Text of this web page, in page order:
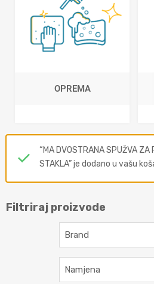
OPREMA
“MA DVOSTRANA SPUŽVA ZA
STAKLA” je dodano u vašu
Filtriraj proizvode
Brand
Namjena